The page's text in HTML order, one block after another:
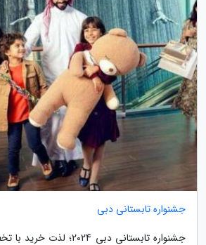
جشنواره تابستانی دبی